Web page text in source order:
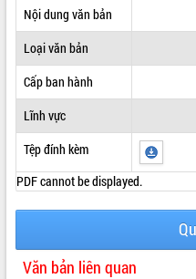
QUY HOẠCH - KẾ HOẠCH
Nội dung văn bản
Loại văn bản
Cấp ban hành
Lĩnh vực
Tệp đính kèm
PDF cannot be displayed.
Văn bản liên quan